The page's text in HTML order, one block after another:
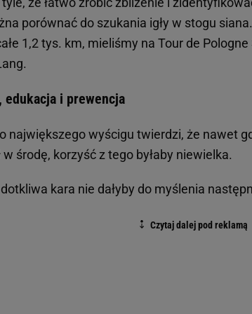
porównać do szukania igły w stogu
1,2 tys. km, mieliśmy na Tour de
edukacja i prewencja
największego wyścigu twierdzi, że nawet
w środę, korzyść z tego byłaby niewielka.
kara nie dałyby do myślenia